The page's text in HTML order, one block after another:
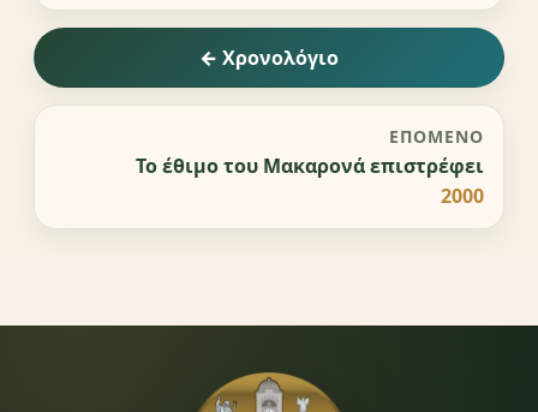
← Χρονολόγιο
ΕΠΌΜΕΝΟ
Το έθιμο του Μακαρονά επιστρέφει
2000